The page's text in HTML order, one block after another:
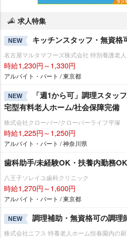
求人特集
NEW キッチンスタッフ・無資格
名古屋マルタマフーズ株式会社 特別養護老
時給1,230円～1,330円
アルバイト・パート / 東京都
NEW
「週1から可」調理スタッ
宅型有料老人ホーム/社会保障完備
株式会社クローバー/クローバーライフ平塚
時給1,225円～1,250円
アルバイト・パート / 神奈川県
歯科助手/未経験OK・扶養内勤務OK
八王子ソレイユ歯科クリニック
時給1,270円～1,600円
アルバイト・パート / 東京都
NEW 調理補助・無資格可の調理
株式会社ニフス 特養老人ホーム恒春園内の